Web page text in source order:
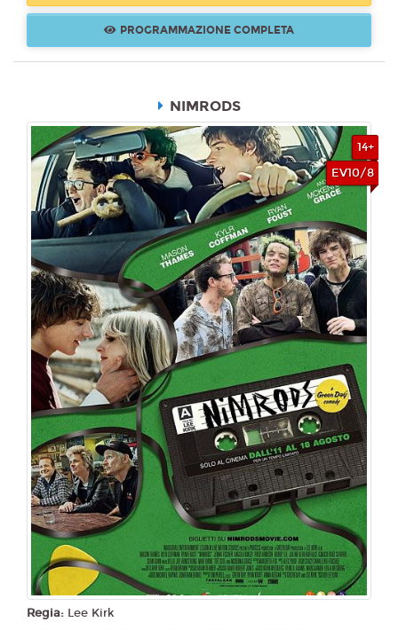
Martedì 11/08/2026
Space City
CINEMA REVOLUTION
PROGRAMMAZIONE COMPLETA
NIMRODS
14+
EV10/8
Regia: Lee Kirk